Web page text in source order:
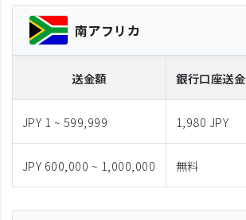
南アフリカ
送金額 銀行口座送金
JPY 1 ~ 599,999 1,980 JPY
JPY 600,000 ~ 1,000,000 無料